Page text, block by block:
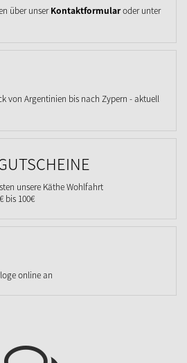
über unserKontaktformularoder unter
von Argentinien bis nach Zypern - aktuell
unsere Käthe Wohlfahrt
bis 100€
online an